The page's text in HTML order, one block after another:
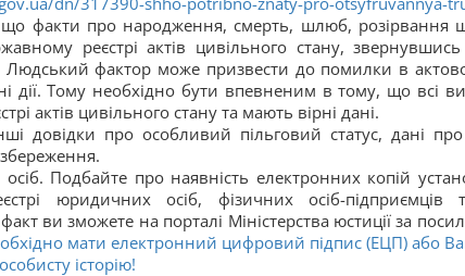
що факти про народження, смерть, шлюб, розірвання
реєстрі актів цивільного стану,
Людський фактор може призвести до помилки в
дії. Тому необхідно бути впевненим в тому, що всі
актів цивільного стану та мають вірні дані.
довідки про особливий пільговий статус, дані про
Подбайте про наявність електронних копій
юридичних осіб, фізичних осіб-підприємців
ви зможете на порталі Міністерства юстиції за
мати електронний цифровий підпис (ЕЦП) або
історію!